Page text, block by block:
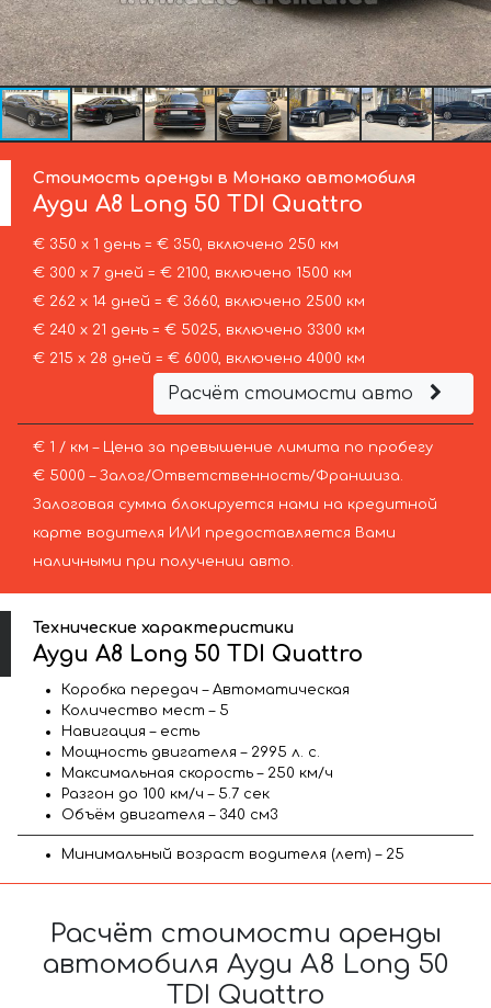
Стоимость аренды в Монако автомобиля
Ауди A8 Long 50 TDI Quattro
€ 350 х 1 день = € 350, включено 250 км
€ 300 х 7 дней = € 2100, включено 1500 км
€ 262 х 14 дней = € 3660, включено 2500 км
€ 240 х 21 день = € 5025, включено 3300 км
€ 215 х 28 дней = € 6000, включено 4000 км
Расчёт стоимости авто
€ 1 / км – Цена за превышение лимита по пробегу
€ 5000 – Залог/Ответственность/Франшиза.
Залоговая сумма блокируется нами на кредитной
карте водителя ИЛИ предоставляется Вами
наличными при получении авто.
Технические характеристики
Ауди A8 Long 50 TDI Quattro
Коробка передач – Автоматическая
Количество мест – 5
Навигация – есть
Мощность двигателя – 2995 л. с.
Максимальная скорость – 250 км/ч
Разгон до 100 км/ч – 5.7 сек
Объём двигателя – 340 см3
Минимальный возраст водителя (лет) – 25
Расчёт стоимости аренды
автомобиля Ауди A8 Long 50
TDI Quattro